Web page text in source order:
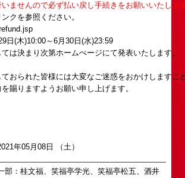
ませんので必ず払い戻し手続きをお願いいたしま
クを参照ください。
日(木)10:00～6月30日(水)23:59
は決まり次第ホームぺージにて発表いたします。
おられた皆様には大変なご迷惑をおかけしますこ
賜りますようお願い申し上げます。
年05月08日 （土）
部：桂文福、笑福亭学光、笑福亭松五、酒井